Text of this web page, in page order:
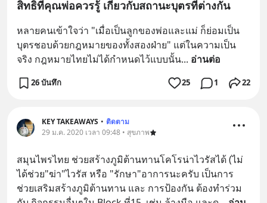
สิทธิที่คุณพ่อควรรู้ เกี่ยวกับสถานะบุตรที่ต่างกัน
หลายคนเข้าใจว่า "เมื่อเป็นลูกของพ่อและแม่ ก็ย่อมเป็น
บุตรชอบด้วยกฎหมายของทั้งสองฝ่าย" แต่ในความเป็น
จริง กฎหมายไทยไม่ได้กำหนดไว้แบบนั้น... อ่านต่อ
26 บันทึก 25 1 22
KEY TAKEAWAYS • ติดตาม
29 ม.ค. 2020 เวลา 09:48 • สุขภาพ
สมุนไพรไทย ช่วยสร้างภูมิต้านทานโคโรน่าไวรัสได้ (ไม่
ได้ช่วย"ฆ่า"ไวรัส หรือ "รักษา"อาการนะครับ เป็นการ
ช่วยเสริมสร้างภูมิต้านทาน และ การป้องกัน ต้องทำร่วม